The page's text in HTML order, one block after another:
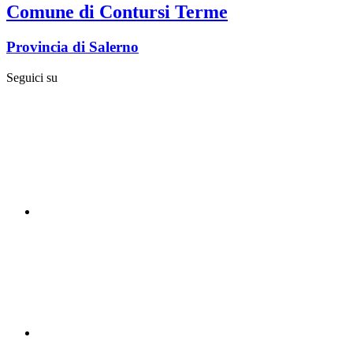
Comune di Contursi Terme
Provincia di Salerno
Seguici su